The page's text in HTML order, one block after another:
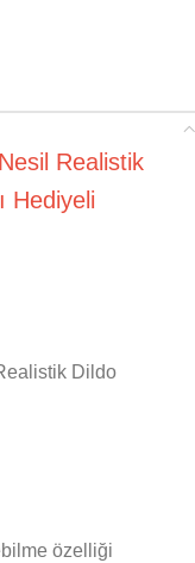
Realistik
Hediyeli
Dildo
özelliği